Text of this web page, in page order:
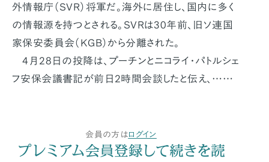
外情報庁（SVR）将軍だ。海外に居住し、国内に多く
の情報源を持つとされる。SVRは30年前、旧ソ連国
家保安委員会（KGB）から分離された。
4月28日の投降は、プーチンとニコライ・パトルシェ
フ安保会議書記が前日2時間会談したと伝え、……
会員の方はログイン
プレミアム会員登録して続きを読